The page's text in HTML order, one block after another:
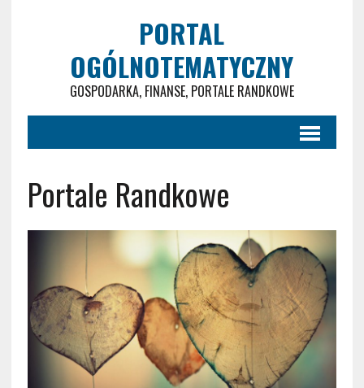
PORTAL
OGÓLNOTEMATYCZNY
GOSPODARKA, FINANSE, PORTALE RANDKOWE
Portale Randkowe